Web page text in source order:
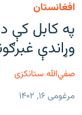
متن
ته
ورتلل
اصلي
ته
راپورونه
افغانستان
سیمه
منځنی ختیځ
خبرونه
افغانستان
نړۍ
د خپرونو جدول
مرکې
اونیزې خپرونې
افغانستان
په کابل کې
وړاندې
صفي‌الله ستانکزی
مرغومی ۱۶, ۱۴۰۲